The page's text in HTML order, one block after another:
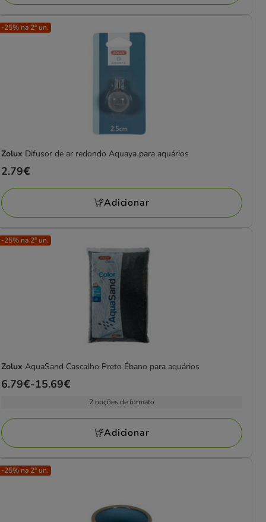
-25% na 2ª un.
Zolux Difusor de ar redondo Aquaya para aquários
Preço
2.79€
2.79€
Adicionar
-25% na 2ª un.
Zolux AquaSand Cascalho Preto Ébano para aquários
Preço
a
15.69€
6.79€-15.69€
2 opções de formato
Adicionar
-25% na 2ª un.